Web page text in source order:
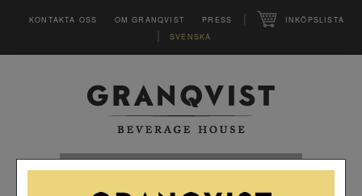
KONTAKTA OSS OM GRANQVIST PRESS | INKÖPSLISTA
| SVENSKA